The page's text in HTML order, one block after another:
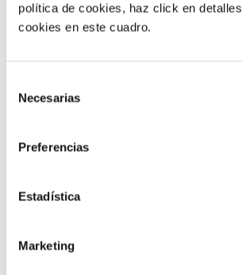
política de cookies, haz click en
cookies en este cuadro.
Necesarias
Preferencias
Estadística
Marketing
6) Ofrecer un servicio
En un mundo siempre activo, en el
debería parecer una práctica
El auge de las
smartphones constantemente
posibilidad de elección significa que
ofrecen donde están los clientes